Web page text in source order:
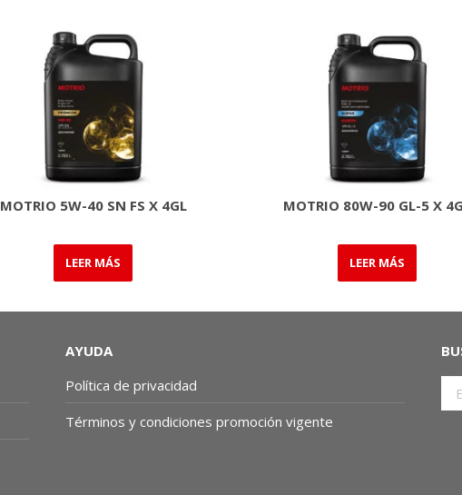
MOTRIO 5W-40 SN FS X 4GL
LEER MÁS
MOTRIO 80W-90 GL-5 X
LEER MÁS
AYUDA
Política de privacidad
Términos y condiciones promoción vigente